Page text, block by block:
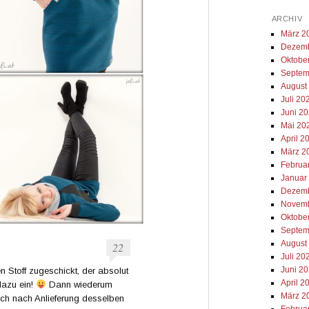
22
Stoff zugeschickt, der absolut
ein!
Dann wiederum
nach Anlieferung desselben
ARCHIV
März
August
Juli
Juni
Mai
April
März
Januar
August
Juli
Juni
April
März